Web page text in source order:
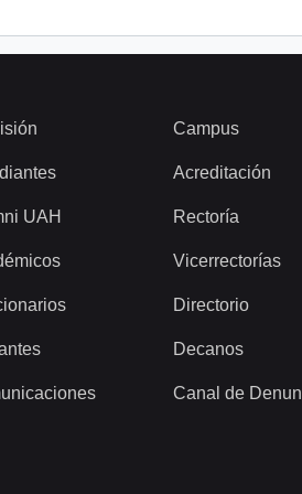
UAH
Campus
Acreditación
Rectoría
Vicerrectorías
Directorio
Decanos
Canal de